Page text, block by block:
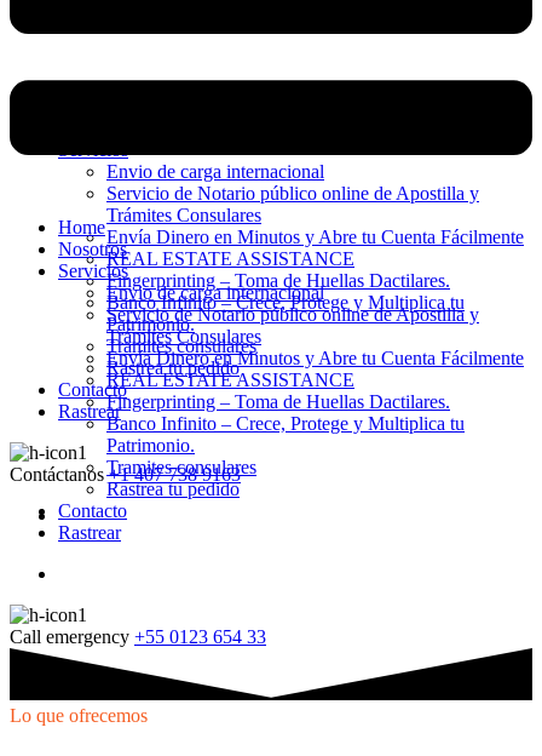
Envio de carga internacional
Servicio de Notario público online de Apostilla y
Trámites Consulares
Envía Dinero en Minutos y Abre tu Cuenta Fácilmente
REAL ESTATE ASSISTANCE
Fingerprinting – Toma de Huellas Dactilares.
Banco Infinito – Crece, Protege y Multiplica tu
Patrimonio.
Tramites consulares
Rastrea tu pedido
Contacto
Rastrear
Contáctanos +1 407 738 9163
Home
Nosotros
Servicios
Envio de carga internacional
Servicio de Notario público online de Apostilla y
Trámites Consulares
Envía Dinero en Minutos y Abre tu Cuenta Fácilmente
REAL ESTATE ASSISTANCE
Fingerprinting – Toma de Huellas Dactilares.
Banco Infinito – Crece, Protege y Multiplica tu
Patrimonio.
Tramites consulares
Rastrea tu pedido
Contacto
Rastrear
Call emergency +55 0123 654 33
Lo que ofrecemos